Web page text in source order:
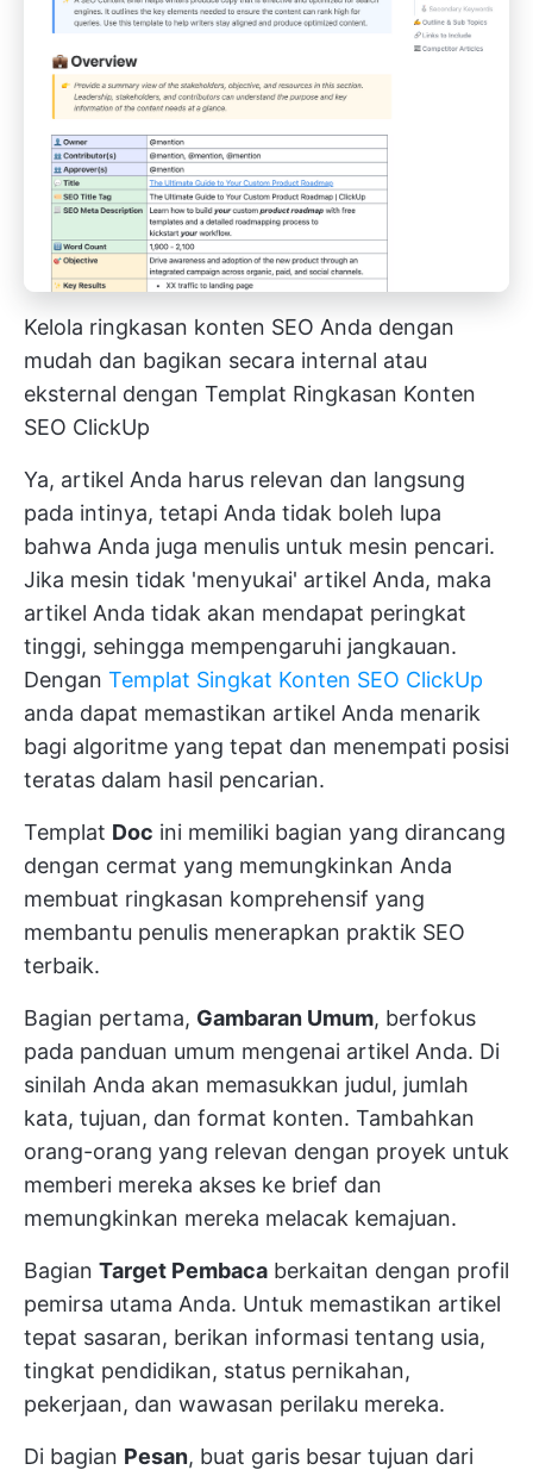
Kelola ringkasan konten SEO Anda dengan
mudah dan bagikan secara internal atau
eksternal dengan Templat Ringkasan Konten
SEO ClickUp
Ya, artikel Anda harus relevan dan langsung
pada intinya, tetapi Anda tidak boleh lupa
bahwa Anda juga menulis untuk mesin pencari.
Jika mesin tidak 'menyukai' artikel Anda, maka
artikel Anda tidak akan mendapat peringkat
tinggi, sehingga mempengaruhi jangkauan.
Dengan Templat Singkat Konten SEO ClickUp
anda dapat memastikan artikel Anda menarik
bagi algoritme yang tepat dan menempati posisi
teratas dalam hasil pencarian.
Templat Doc ini memiliki bagian yang dirancang
dengan cermat yang memungkinkan Anda
membuat ringkasan komprehensif yang
membantu penulis menerapkan praktik SEO
terbaik.
Bagian pertama, Gambaran Umum, berfokus
pada panduan umum mengenai artikel Anda. Di
sinilah Anda akan memasukkan judul, jumlah
kata, tujuan, dan format konten. Tambahkan
orang-orang yang relevan dengan proyek untuk
memberi mereka akses ke brief dan
memungkinkan mereka melacak kemajuan.
Bagian Target Pembaca berkaitan dengan profil
pemirsa utama Anda. Untuk memastikan artikel
tepat sasaran, berikan informasi tentang usia,
tingkat pendidikan, status pernikahan,
pekerjaan, dan wawasan perilaku mereka.
Di bagian Pesan, buat garis besar tujuan dari